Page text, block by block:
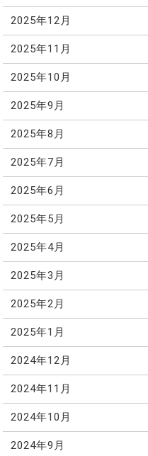
2025年12月
2025年11月
2025年10月
2025年9月
2025年8月
2025年7月
2025年6月
2025年5月
2025年4月
2025年3月
2025年2月
2025年1月
2024年12月
2024年11月
2024年10月
2024年9月